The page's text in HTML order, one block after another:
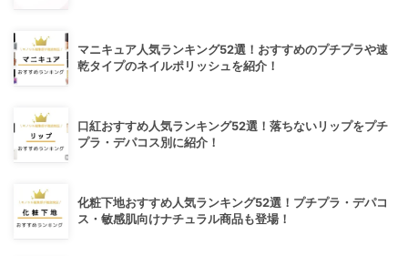
マニキュア人気ランキング52選！おすすめのプチプラや速
乾タイプのネイルポリッシュを紹介！
口紅おすすめ人気ランキング52選！落ちないリップをプチ
プラ・デパコス別に紹介！
化粧下地おすすめ人気ランキング52選！プチプラ・デパコ
ス・敏感肌向けナチュラル商品も登場！